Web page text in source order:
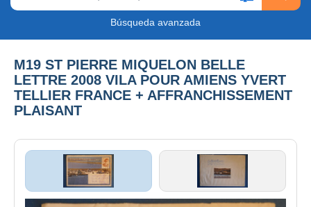
Búsqueda avanzada
M19 ST PIERRE MIQUELON BELLE
LETTRE 2008 VILA POUR AMIENS YVERT
TELLIER FRANCE + AFFRANCHISSEMENT
PLAISANT